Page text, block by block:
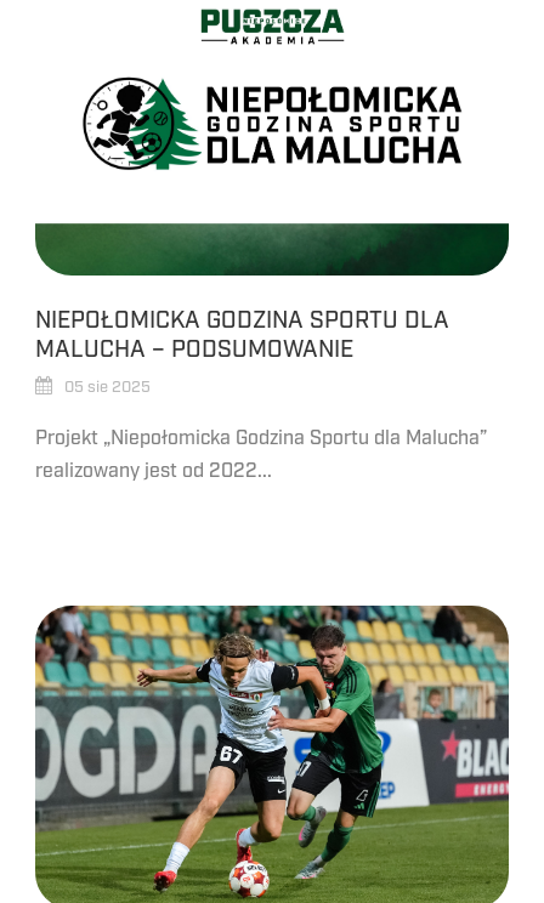
NIEPOŁOMICKA GODZINA SPORTU DLA
MALUCHA – PODSUMOWANIE
05 sie 2025
Projekt „Niepołomicka Godzina Sportu dla Malucha”
realizowany jest od 2022...